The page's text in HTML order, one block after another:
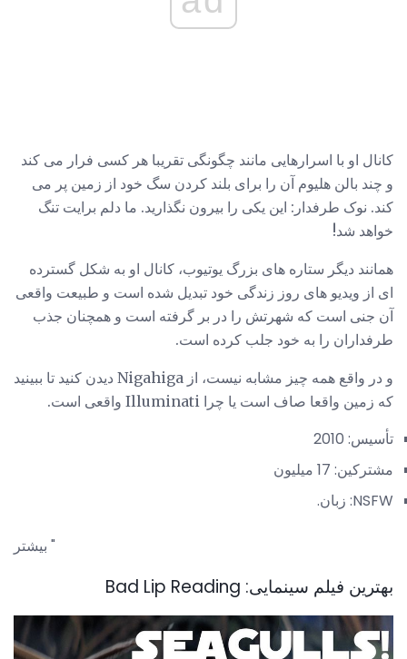
کانال او با اسرارهایی مانند چگونگی تقریبا هر کسی فرار می کند
و چند بالن هلیوم آن را برای بلند کردن سگ خود از زمین پر می
کند. نوک طرفدار: این یکی را بیرون نگذارید. ما دلم برایت تنگ
خواهد شد!
همانند دیگر ستاره های بزرگ یوتیوب، کانال او به شکل گسترده
ای از ویدیو های روز زندگی خود تبدیل شده است و طبیعت واقعی
آن جنی است که شهرتش را در بر گرفته است و همچنان جذب
طرفداران را به خود جلب کرده است.
و در واقع همه چیز مشابه نیست، از Nigahiga دیدن کنید تا ببینید
که زمین واقعا صاف است یا چرا Illuminati واقعی است.
تأسیس: 2010
مشترکین: 17 میلیون
NSFW: زبان.
بیشتر "
بهترین فیلم سینمایی: Bad Lip Reading